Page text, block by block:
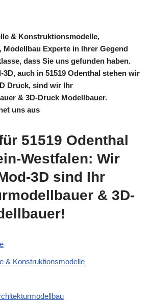
& Konstruktionsmodelle,
Experte in Ihrer Gegend
dass Sie uns gefunden haben.
auch in 51519 Odenthal stehen wir
Druck, sind wir Ihr
& 3D-Druck Modellbauer.
uns aus
51519 Odenthal
Westfalen: Wir
3D sind Ihr
& 3D-
& Konstruktionsmodelle